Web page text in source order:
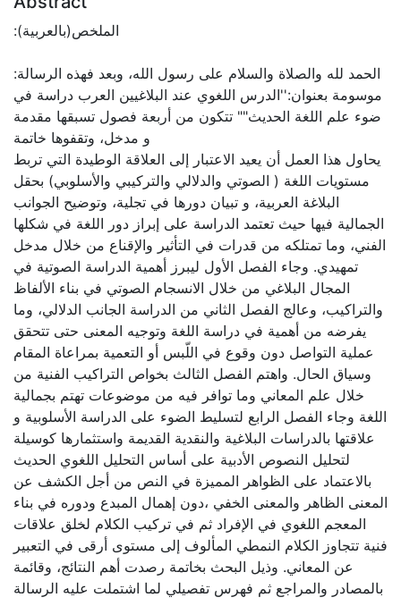
:الملخص(بالعربية)
:الحمد لله والصلاة والسلام على رسول الله، وبعد فهذه الرسالة
موسومة بعنوان:''الدرس اللغوي عند البلاغيين العرب دراسة في
ضوء علم اللغة الحديث"" تتكون من أربعة فصول تسبقها مقدمة
و مدخل، وتقفوها خاتمة
يحاول هذا العمل أن يعيد الاعتبار إلى العلاقة الوطيدة التي تربط
مستويات اللغة ( الصوتي والدلالي والتركيبي والأسلوبي) بحقل
البلاغة العربية، و تبيان دورها في تجلية، وتوضيح الجوانب
الجمالية فيها حيث تعتمد الدراسة على إبراز دور اللغة في شكلها
الفني، وما تمتلكه من قدرات في التأثير والإقناع من خلال مدخل
تمهيدي. وجاء الفصل الأول ليبرز أهمية الدراسة الصوتية في
المجال البلاغي من خلال الانسجام الصوتي في بناء الألفاظ
والتراكيب، وعالج الفصل الثاني من الدراسة الجانب الدلالي، وما
يفرضه من أهمية في دراسة اللغة وتوجيه المعنى حتى تتحقق
عملية التواصل دون وقوع في اللّبس أو التعمية بمراعاة المقام
وسياق الحال. واهتم الفصل الثالث بخواص التراكيب الفنية من
خلال علم المعاني وما توافر فيه من موضوعات تهتم بجمالية
اللغة وجاء الفصل الرابع لتسليط الضوء على الدراسة الأسلوبية و
علاقتها بالدراسات البلاغية والنقدية القديمة واستثمارها كوسيلة
لتحليل النصوص الأدبية على أساس التحليل اللغوي الحديث
بالاعتماد على الظواهر المميزة في النص من أجل الكشف عن
المعنى الظاهر والمعنى الخفي ،دون إهمال المبدع ودوره في بناء
المعجم اللغوي في الإفراد ثم في تركيب الكلام لخلق علاقات
فنية تتجاوز الكلام النمطي المألوف إلى مستوى أرقى في التعبير
عن المعاني. وذيل البحث بخاتمة رصدت أهم النتائج، وقائمة
بالمصادر والمراجع ثم فهرس تفصيلي لما اشتملت عليه الرسالة